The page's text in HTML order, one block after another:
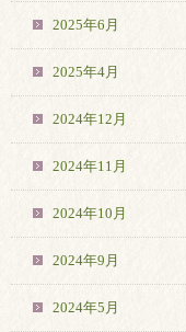
2025年6月
2025年4月
2024年12月
2024年11月
2024年10月
2024年9月
2024年5月